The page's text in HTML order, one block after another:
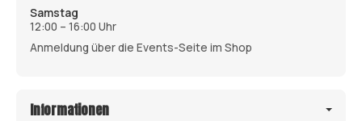
Samstag
12:00 – 16:00 Uhr
Anmeldung über die Events-Seite im Shop
Informationen